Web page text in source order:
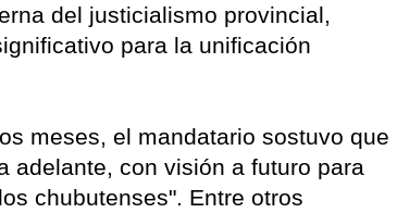
del justicialismo provincial,
para la unificación
meses, el mandatario sostuvo que
adelante, con visión a futuro para
chubutenses". Entre otros